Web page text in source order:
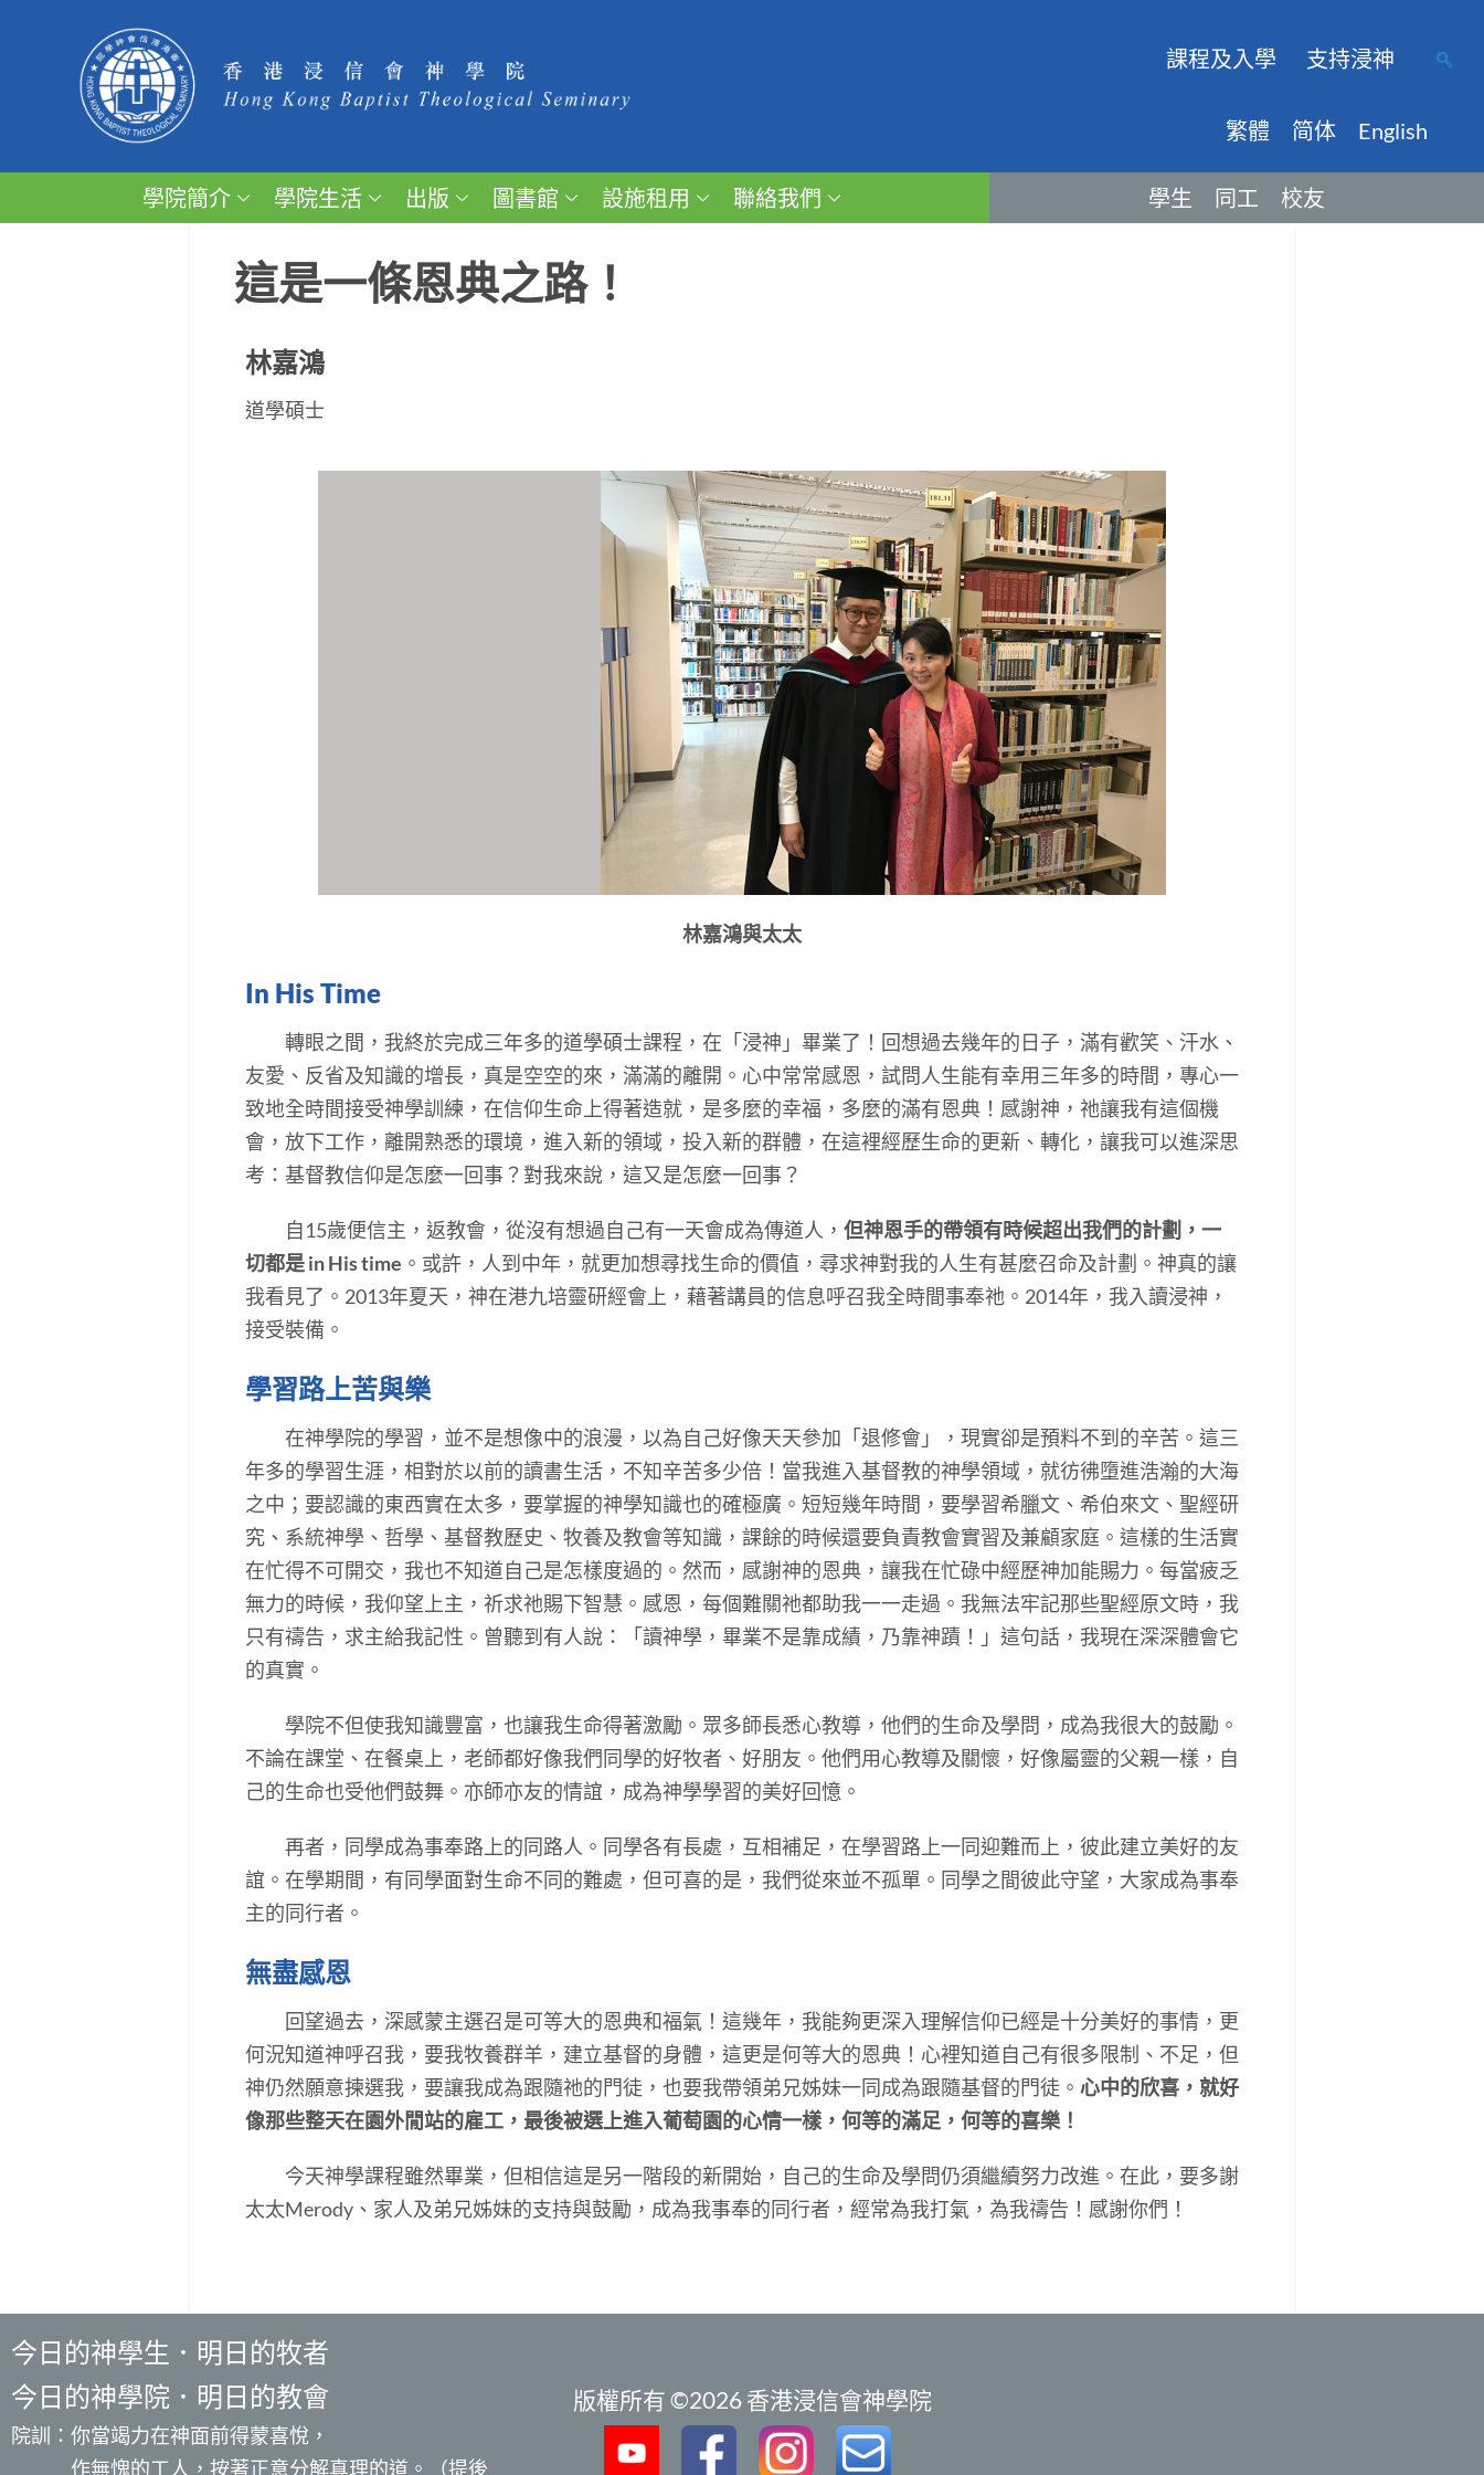
課程及入學 支持浸神
繁體 简体 English
學院簡介 學院生活 出版 圖書館 設施租用 聯絡我們 學生 同工 校友
這是一條恩典之路！
林嘉鴻
道學碩士
林嘉鴻與太太
In His Time
轉眼之間，我終於完成三年多的道學碩士課程，在「浸神」畢業了！回想過去幾年的日子，滿有歡笑、汗水、
友愛、反省及知識的增長，真是空空的來，滿滿的離開。心中常常感恩，試問人生能有幸用三年多的時間，專心一
致地全時間接受神學訓練，在信仰生命上得著造就，是多麼的幸福，多麼的滿有恩典！感謝神，祂讓我有這個機
會，放下工作，離開熟悉的環境，進入新的領域，投入新的群體，在這裡經歷生命的更新、轉化，讓我可以進深思
考：基督教信仰是怎麼一回事？對我來說，這又是怎麼一回事？
自15歲便信主，返教會，從沒有想過自己有一天會成為傳道人， 但神恩手的帶領有時候超出我們的計劃，一
切都是 in His time 。或許，人到中年，就更加想尋找生命的價值，尋求神對我的人生有甚麼召命及計劃。神真的讓
我看見了。2013年夏天，神在港九培靈研經會上，藉著講員的信息呼召我全時間事奉祂。2014年，我入讀浸神，
接受裝備。
學習路上苦與樂
在神學院的學習，並不是想像中的浪漫，以為自己好像天天參加「退修會」，現實卻是預料不到的辛苦。這三
年多的學習生涯，相對於以前的讀書生活，不知辛苦多少倍！當我進入基督教的神學領域，就彷彿墮進浩瀚的大海
之中；要認識的東西實在太多，要掌握的神學知識也的確極廣。短短幾年時間，要學習希臘文、希伯來文、聖經研
究、系統神學、哲學、基督教歷史、牧養及教會等知識，課餘的時候還要負責教會實習及兼顧家庭。這樣的生活實
在忙得不可開交，我也不知道自己是怎樣度過的。然而，感謝神的恩典，讓我在忙碌中經歷神加能賜力。每當疲乏
無力的時候，我仰望上主，祈求祂賜下智慧。感恩，每個難關祂都助我一一走過。我無法牢記那些聖經原文時，我
只有禱告，求主給我記性。曾聽到有人說：「讀神學，畢業不是靠成績，乃靠神蹟！」這句話，我現在深深體會它
的真實。
學院不但使我知識豐富，也讓我生命得著激勵。眾多師長悉心教導，他們的生命及學問，成為我很大的鼓勵。
不論在課堂、在餐桌上，老師都好像我們同學的好牧者、好朋友。他們用心教導及關懷，好像屬靈的父親一樣，自
己的生命也受他們鼓舞。亦師亦友的情誼，成為神學學習的美好回憶。
再者，同學成為事奉路上的同路人。同學各有長處，互相補足，在學習路上一同迎難而上，彼此建立美好的友
誼。在學期間，有同學面對生命不同的難處，但可喜的是，我們從來並不孤單。同學之間彼此守望，大家成為事奉
主的同行者。
無盡感恩
回望過去，深感蒙主選召是可等大的恩典和福氣！這幾年，我能夠更深入理解信仰已經是十分美好的事情，更
何況知道神呼召我，要我牧養群羊，建立基督的身體，這更是何等大的恩典！心裡知道自己有很多限制、不足，但
神仍然願意揀選我，要讓我成為跟隨祂的門徒，也要我帶領弟兄姊妹一同成為跟隨基督的門徒。 心中的欣喜，就好
像那些整天在園外閒站的雇工，最後被選上進入葡萄園的心情一樣，何等的滿足，何等的喜樂！
今天神學課程雖然畢業，但相信這是另一階段的新開始，自己的生命及學問仍須繼續努力改進。在此，要多謝
太太Merody、家人及弟兄姊妹的支持與鼓勵，成為我事奉的同行者，經常為我打氣，為我禱告！感謝你們！
今日的神學生．明日的牧者
今日的神學院．明日的教會
院訓：你當竭力在神面前得蒙喜悅，
作無愧的工人，按著正意分解真理的道。（提後
版權所有 ©2026 香港浸信會神學院